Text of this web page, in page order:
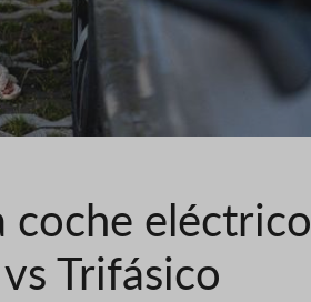
coche eléctrico
Trifásico